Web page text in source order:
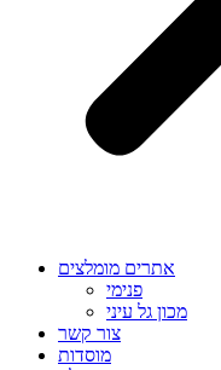
אתרים מומלצים
פנימי
מכון גל עיני
צור קשר
מוסדות